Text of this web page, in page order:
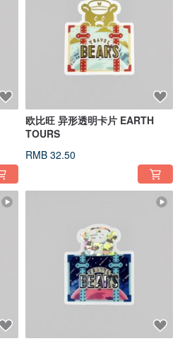
欧比旺 异形透明卡片 EARTH
TOURS
RMB 32.50